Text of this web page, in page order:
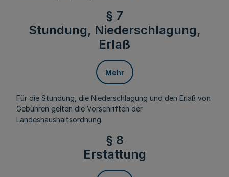
§ 7
Stundung, Niederschlagung,
Erlaß
Mehr
Für die Stundung, die Niederschlagung und den Erlaß von
Gebühren gelten die Vorschriften der
Landeshaushaltsordnung.
§ 8
Erstattung